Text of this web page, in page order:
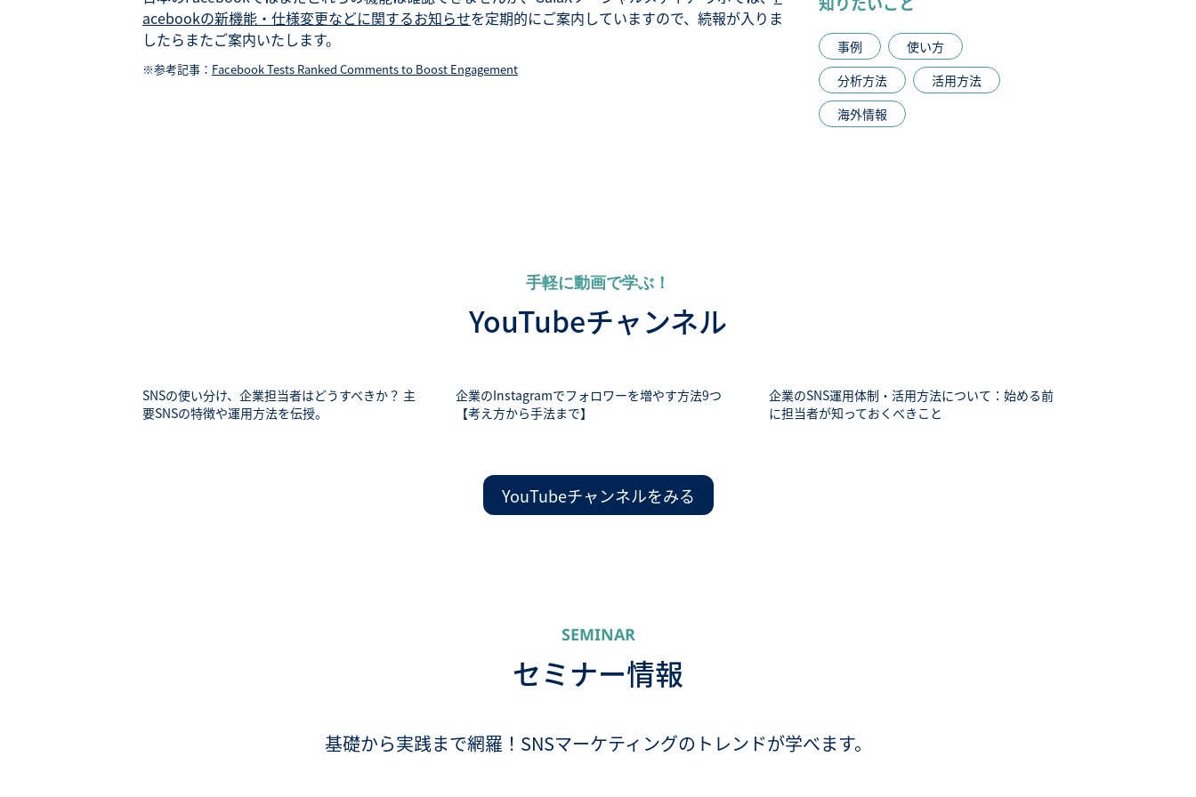
acebookの新機能・仕様変更などに関するお知らせを定期的にご案内していますので、続報が入りま
したらまたご案内いたします。
※参考記事： Facebook Tests Ranked Comments to Boost Engagement
事例
使い方
分析方法
活用方法
海外情報
手軽に動画で学ぶ！
YouTubeチャンネル
SNSの使い分け、企業担当者はどうすべきか？ 主
要SNSの特徴や運用方法を伝授。
企業のInstagramでフォロワーを増やす方法9つ
【考え方から手法まで】
企業のSNS運用体制・活用方法について：始める前
に担当者が知っておくべきこと
YouTubeチャンネルをみる
SEMINAR
セミナー情報
基礎から実践まで網羅！SNSマーケティングのトレンドが学べます。